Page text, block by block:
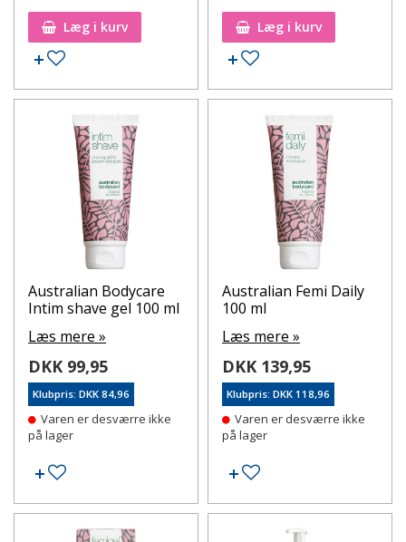
Læg i kurv
Tilføj til ønskeseddel
Læg i kurv
Tilføj til ønskeseddel
Australian Bodycare
Intim shave gel 100 ml
Læs mere »
DKK 99,95
Klubpris: DKK 84,96
Varen er desværre ikke
på lager
Tilføj til ønskeseddel
Australian Femi Daily
100 ml
Læs mere »
DKK 139,95
Klubpris: DKK 118,96
Varen er desværre ikke
på lager
Tilføj til ønskeseddel